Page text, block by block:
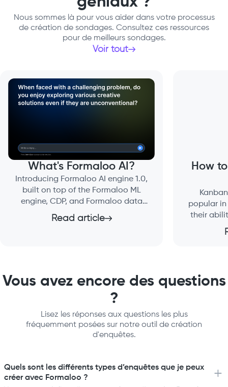
Nous sommes là pour vous aider dans votre processus
de création de sondages. Consultez ces ressources
pour de meilleurs sondages.
Voir tout
What's Formaloo AI?
Introducing Formaloo AI engine 1.0,
built on top of the Formaloo ML
engine, CDP, and Formaloo data
analytics.
Read article
How
popular
their
tasks
Vous avez encore des questions
?
Lisez les réponses aux questions les plus
fréquemment posées sur notre outil de création
d'enquêtes.
Quels sont les différents types d’enquêtes que je peux
créer avec Formaloo ?